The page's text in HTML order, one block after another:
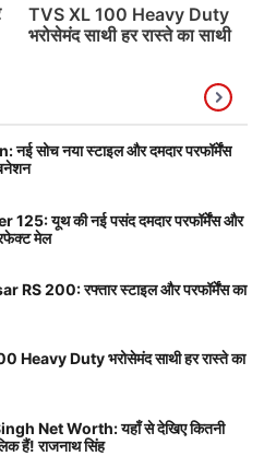
TVS XL 100 Heavy Duty
भरोसेमंद साथी हर रास्ते का साथी
नई सोच नया स्टाइल और दमदार परफॉर्मेंस
125: यूथ की नई पसंद दमदार परफॉर्मेंस और
मेल
RS 200: रफ्तार स्टाइल और परफॉर्मेंस का
Heavy Duty भरोसेमंद साथी हर रास्ते का
Net Worth: यहाँ से देखिए कितनी
हैं! राजनाथ सिंह